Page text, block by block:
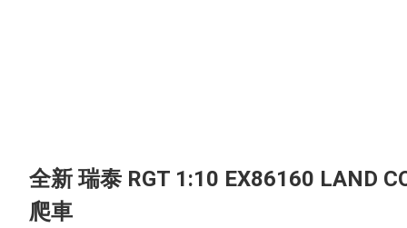
全新 瑞泰 RGT 1:10 EX86160 LAND
爬車